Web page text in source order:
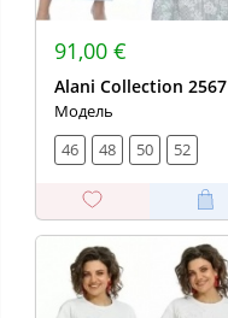
91,00 €
Alani Collection 2567
Модель
46
48 50 52